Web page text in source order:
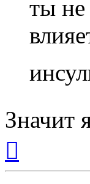
ты не
Значит
началу